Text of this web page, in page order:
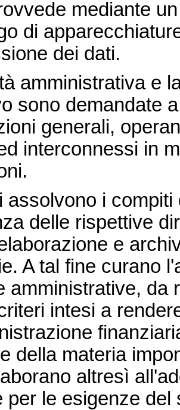
mediante
di
dei dati.
amministrativa e
sono demandate
generali,
interconnessi in
i compiti
delle rispettive
e
A tal fine curano
amministrative, da
intesi a
della materia
altresì
per le esigenze